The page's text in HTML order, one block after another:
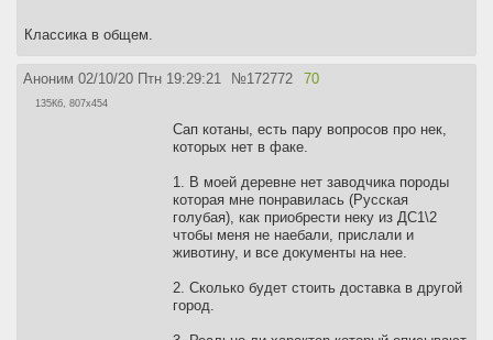
Классика в общем.
Аноним 02/10/20 Птн 19:29:21 №172772 70
135Кб, 807x454
Сап котаны, есть пару вопросов про нек,
которых нет в факе.
1. В моей деревне нет заводчика породы
которая мне понравилась (Русская
голубая), как приобрести неку из ДС1\2
чтобы меня не наебали, прислали и
животину, и все документы на нее.
2. Сколько будет стоить доставка в другой
город.